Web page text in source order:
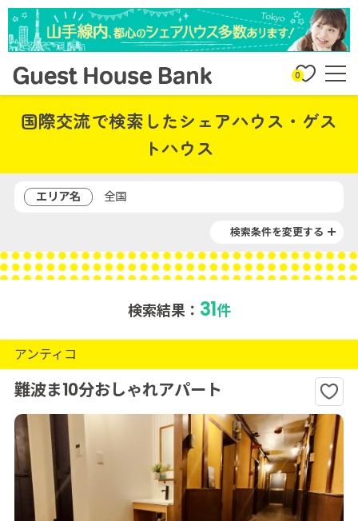
0
国際交流で検索したシェアハウス・ゲス
トハウス
エリア名 全国
検索条件を変更する
検索結果： 31件
アンティコ
難波ま10分おしゃれアパート